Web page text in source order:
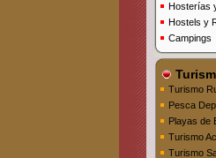
Hosterías
Hostels y
Campings
Turismo
Pesca
Playas de
Turismo
Turismo